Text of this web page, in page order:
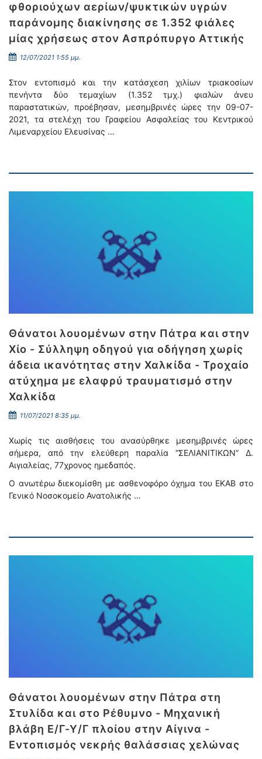
φθοριούχων αερίων/ψυκτικών υγρών
παράνομης διακίνησης σε 1.352 φιάλες
μίας χρήσεως στον Ασπρόπυργο Αττικής
12/07/2021 1:55 μμ.
Στον εντοπισμό και την κατάσχεση χιλίων τριακοσίων
πενήντα δύο τεμαχίων (1.352 τμχ.) φιαλών άνευ
παραστατικών, προέβησαν, μεσημβρινές ώρες την 09-07-
2021, τα στελέχη του Γραφείου Ασφαλείας του Κεντρικού
Λιμεναρχείου Ελευσίνας …
Θάνατοι λουομένων στην Πάτρα και στην
Χίο - Σύλληψη οδηγού για οδήγηση χωρίς
άδεια ικανότητας στην Χαλκίδα - Τροχαίο
ατύχημα με ελαφρύ τραυματισμό στην
Χαλκίδα
11/07/2021 8:35 μμ.
Χωρίς τις αισθήσεις του ανασύρθηκε μεσημβρινές ώρες
σήμερα, από την ελεύθερη παραλία “ΣΕΛΙΑΝΙΤΙΚΩΝ” Δ.
Αιγιαλείας, 77χρονος ημεδαπός.
Ο ανωτέρω διεκομίσθη με ασθενοφόρο όχημα του ΕΚΑΒ στο
Γενικό Νοσοκομείο Ανατολικής …
Θάνατοι λουομένων στην Πάτρα στη
Στυλίδα και στο Ρέθυμνο - Μηχανική
βλάβη Ε/Γ-Υ/Γ πλοίου στην Αίγινα -
Εντοπισμός νεκρής θαλάσσιας χελώνας